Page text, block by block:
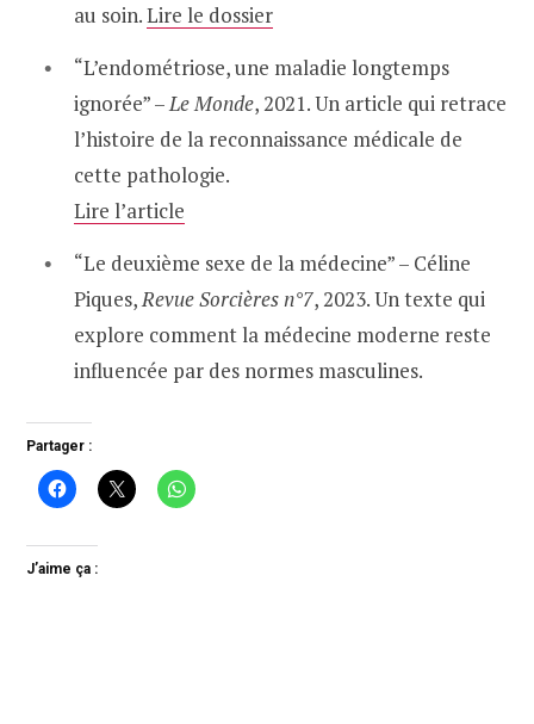
au soin.Lire le dossier
“L’endométriose, une maladie longtemps
ignorée” –Le Monde, 2021. Un article qui retrace
l’histoire de la reconnaissance médicale de
cette pathologie.
Lire l’article
“Le deuxième sexe de la médecine” – Céline
Piques, Revue Sorcières n°7, 2023. Un texte qui
explore comment la médecine moderne reste
influencée par des normes masculines.
Partager :
J’aime ça :